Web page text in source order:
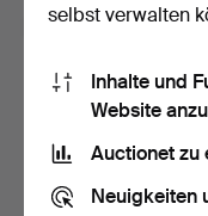
Ich bin über 18
selbst verwalten
Inhalte und
Website
Auctionet zu
Neuigkeiten